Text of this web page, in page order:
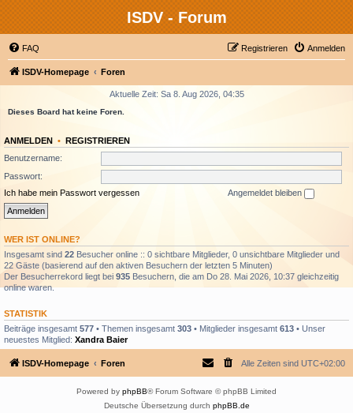
ISDV - Forum
FAQ Anmelden
Registrieren
ISDV-Homepage Foren
Aktuelle Zeit: Sa 8. Aug 2026, 04:35
Dieses Board hat keine Foren.
ANMELDEN • REGISTRIEREN
Benutzername:
Passwort:
Ich habe mein Passwort vergessen
Angemeldet bleiben
WER IST ONLINE?
Insgesamt sind 22 Besucher online :: 0 sichtbare Mitglieder, 0 unsichtbare Mitglieder und
22 Gäste (basierend auf den aktiven Besuchern der letzten 5 Minuten)
Der Besucherrekord liegt bei 935 Besuchern, die am Do 28. Mai 2026, 10:37 gleichzeitig
online waren.
STATISTIK
Beiträge insgesamt 577 • Themen insgesamt 303 • Mitglieder insgesamt 613 • Unser
neuestes Mitglied: Xandra Baier
ISDV-Homepage Foren Alle Zeiten sind UTC+02:00
Powered by phpBB® Forum Software © phpBB Limited
Deutsche Übersetzung durch phpBB.de